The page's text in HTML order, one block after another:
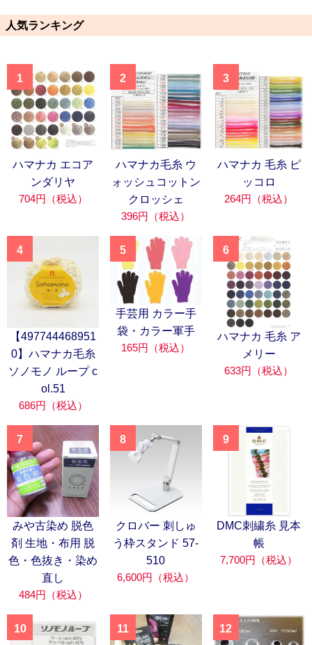
人気ランキング
1
ハマナカ エコア
ンダリヤ
704円（税込）
2
ハマナカ毛糸 ウ
ォッシュコットン
クロッシェ
396円（税込）
3
ハマナカ 毛糸 ピ
ッコロ
264円（税込）
4
【497744468951
0】ハマナカ毛糸
ソノモノ ループ c
ol.51
686円（税込）
5
手芸用 カラー手
袋・カラー軍手
165円（税込）
6
ハマナカ 毛糸 ア
メリー
633円（税込）
7
みや古染め 脱色
剤 生地・布用 脱
色・色抜き・染め
直し
484円（税込）
8
クロバー 刺しゅ
う枠スタンド 57-
510
6,600円（税込）
9
DMC刺繍糸 見本
帳
7,700円（税込）
10 11 12